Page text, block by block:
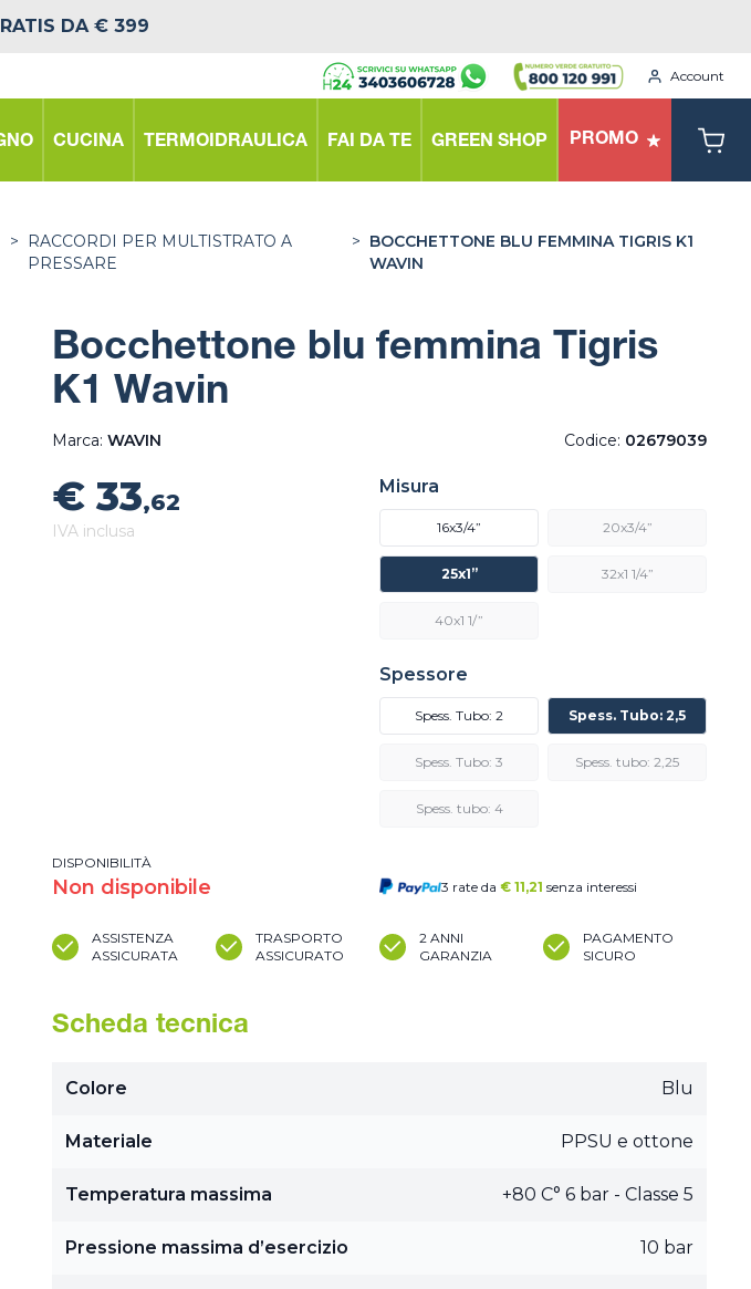
DA € 399
Account
CUCINA TERMOIDRAULICA FAI DA TE GREEN SHOP PROMO
>
RACCORDI PER MULTISTRATO A
PRESSARE
> BOCCHETTONE BLU FEMMINA TIGRIS K1
WAVIN
Bocchettone blu femmina Tigris
K1 Wavin
Marca: WAVIN Codice: 02679039
€ 33,62
IVA inclusa
DISPONIBILITÀ
Non disponibile
Misura
16x3/4” 20x3/4”
25x1” 32x1 1/4”
40x1 1/”
Spessore
Spess. Tubo: 2 Spess. Tubo: 2,5
Spess. Tubo: 3 Spess. tubo: 2,25
Spess. tubo: 4
3 rate da € 11,21 senza interessi
ASSISTENZA
ASSICURATA
TRASPORTO
ASSICURATO
2 ANNI
GARANZIA
PAGAMENTO
SICURO
Scheda tecnica
Colore Blu
Materiale PPSU e ottone
Temperatura massima +80 C° 6 bar - Classe 5
Pressione massima d’esercizio 10 bar